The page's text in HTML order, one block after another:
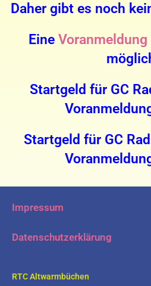
Daher gibt es noch
Eine Voranmeldung
Startgeld für GC
Startgeld für GC
Voranmeldu
Impressum
Datenschutzerklärung
RTC Altwarmbüchen